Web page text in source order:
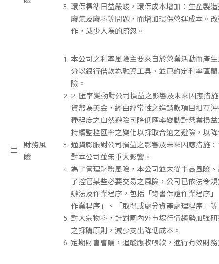
環保標準日益嚴峻，環保成本增加：生產製
廢氣及廢料等問題，而增加環保營運成本。
作，減少人為的疏忽。
二
財務風
險
本公司之利率風險主要來自於營業活動而產
分以銀行借款為融資工具，並已約定利率區
險。
2. 匯率變動對公司損益之影響及未來因應措
貨幣為美金，經由經常性之進銷款項目相互
種程度之自然避險可降低匯率變動對營業損
持續監控匯率之變化以採取合適之避險，以
通貨膨脹對公司損益之影響及未來因應措施
對本公司並無重大影響。
為了管理財務風險，本公司並未從事高風險
了控管某些必要交易之風險，公司已依法令
辦法及作業程序，包括「背書保證作業程序
作業程序」、「取得或處分資產處理程序」
對大宗物料，針對國內外市場行情趨勢加強
之採購原則，減少支出降低成本。
定期財會會議，追蹤應收帳款，進行有效財